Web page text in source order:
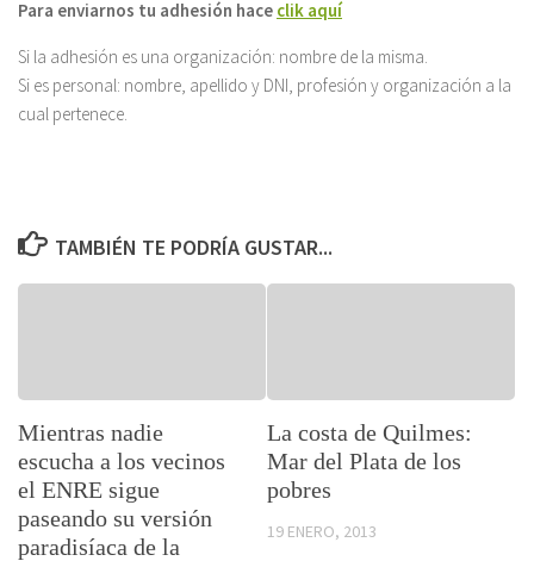
Para enviarnos tu adhesión hace clik aquí
Si la adhesión es una organización: nombre de la misma.
Si es personal: nombre, apellido y DNI, profesión y organización a la
cual pertenece.
TAMBIÉN TE PODRÍA GUSTAR...
Mientras nadie
escucha a los vecinos
el ENRE sigue
paseando su versión
paradisíaca de la
La costa de Quilmes:
Mar del Plata de los
pobres
19 ENERO, 2013